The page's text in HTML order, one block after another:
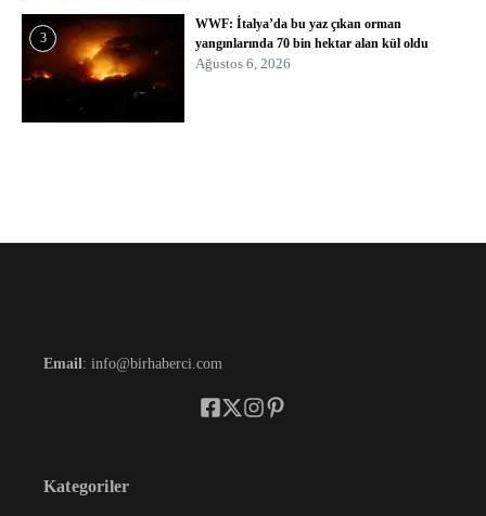
3
WWF: İtalya’da bu yaz çıkan orman
yangınlarında 70 bin hektar alan kül oldu
Ağustos 6, 2026
Email: info@birhaberci.com
Kategoriler